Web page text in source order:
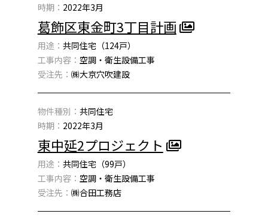
時期： 2022年3月
葛飾区東金町3丁目計画
用途： 共同住宅（124戸）
工事内容： 空調・衛生設備工事
受注先： ㈱大京穴吹建設
物件種別： 共同住宅
時期： 2022年3月
東中延2プロジェクト
用途： 共同住宅（99戸）
工事内容： 空調・衛生設備工事
受注先： ㈱合田工務店